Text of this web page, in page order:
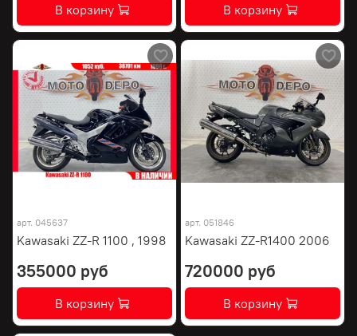
В корзину В корзину
арт. 045637
Kawasaki ZZ-R 1100 , 1998
355000 руб
В корзину
арт. 051846
Kawasaki ZZ-R1400 2006
720000 руб
В корзину